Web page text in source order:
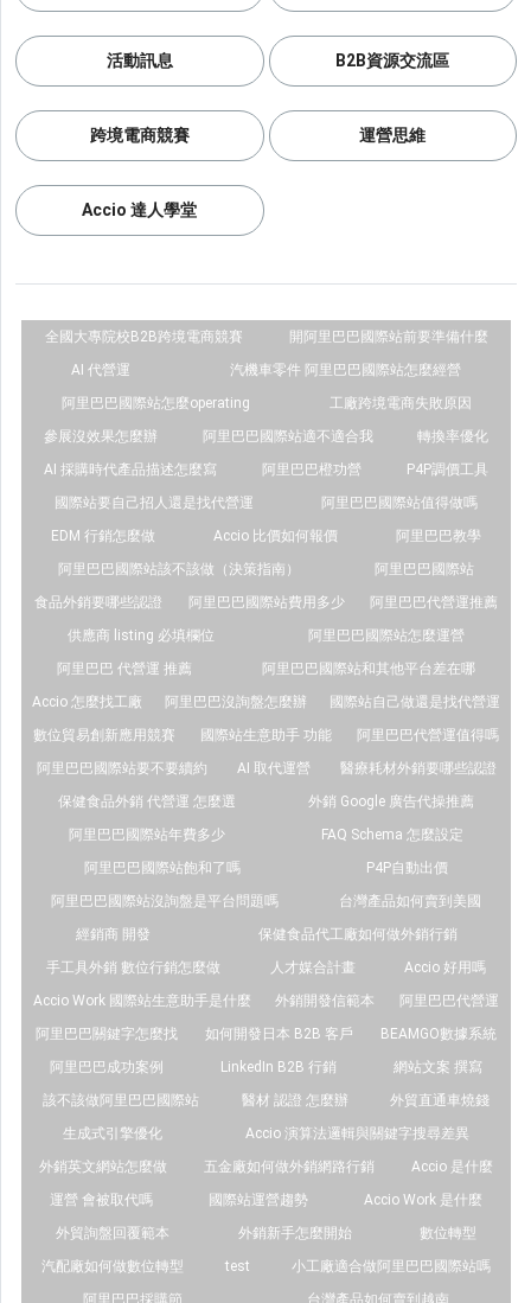
活動訊息 B2B資源交流區
跨境電商競賽 運營思維
Accio 達人學堂
全國大專院校B2B跨境電商競賽
開阿里巴巴國際站前要準備什麼
AI 代營運
汽機車零件 阿里巴巴國際站怎麼經營
阿里巴巴國際站怎麼operating
工廠跨境電商失敗原因
參展沒效果怎麼辦
阿里巴巴國際站適不適合我
轉換率優化
AI 採購時代產品描述怎麼寫
阿里巴巴橙功營
P4P調價工具
國際站要自己招人還是找代營運
阿里巴巴國際站值得做嗎
EDM 行銷怎麼做
Accio 比價如何報價
阿里巴巴教學
阿里巴巴國際站該不該做（決策指南）
阿里巴巴國際站
食品外銷要哪些認證
阿里巴巴國際站費用多少
阿里巴巴代營運推薦
供應商 listing 必填欄位
阿里巴巴國際站怎麼運營
阿里巴巴 代營運 推薦
阿里巴巴國際站和其他平台差在哪
Accio 怎麼找工廠
阿里巴巴沒詢盤怎麼辦
國際站自己做還是找代營運
數位貿易創新應用競賽
國際站生意助手 功能
阿里巴巴代營運值得嗎
阿里巴巴國際站要不要續約
AI 取代運營
醫療耗材外銷要哪些認證
保健食品外銷 代營運 怎麼選
外銷 Google 廣告代操推薦
阿里巴巴國際站年費多少
FAQ Schema 怎麼設定
阿里巴巴國際站飽和了嗎
P4P自動出價
阿里巴巴國際站沒詢盤是平台問題嗎
台灣產品如何賣到美國
經銷商 開發
保健食品代工廠如何做外銷行銷
手工具外銷 數位行銷怎麼做
人才媒合計畫
Accio 好用嗎
Accio Work 國際站生意助手是什麼
外銷開發信範本
阿里巴巴代營運
阿里巴巴關鍵字怎麼找
如何開發日本 B2B 客戶
BEAMGO數據系統
阿里巴巴成功案例
LinkedIn B2B 行銷
網站文案 撰寫
該不該做阿里巴巴國際站
醫材 認證 怎麼辦
外貿直通車燒錢
生成式引擎優化
Accio 演算法邏輯與關鍵字搜尋差異
外銷英文網站怎麼做
五金廠如何做外銷網路行銷
Accio 是什麼
運營 會被取代嗎
國際站運營趨勢
Accio Work 是什麼
外貿詢盤回覆範本
外銷新手怎麼開始
數位轉型
汽配廠如何做數位轉型
test
小工廠適合做阿里巴巴國際站嗎
阿里巴巴採購節
台灣產品如何賣到越南